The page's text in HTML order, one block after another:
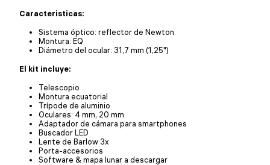
Caracteristicas:
Sistema óptico: reflector de Newton
Montura: EQ
Diámetro del ocular: 31,7 mm (1,25")
El kit incluye:
Telescopio
Montura ecuatorial
Trípode de aluminio
Oculares: 4 mm, 20 mm
Adaptador de cámara para smartphones
Buscador LED
Lente de Barlow 3x
Porta-accesorios
Software & mapa lunar a descargar